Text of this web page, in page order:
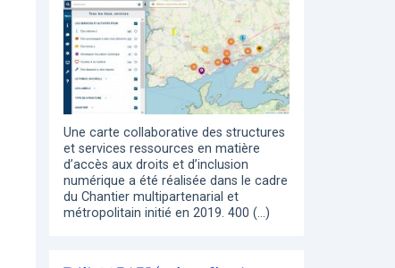
Une carte collaborative des structures
et services ressources en matière
d’accès aux droits et d’inclusion
numérique a été réalisée dans le cadre
du Chantier multipartenarial et
métropolitain initié en 2019. 400 (…)